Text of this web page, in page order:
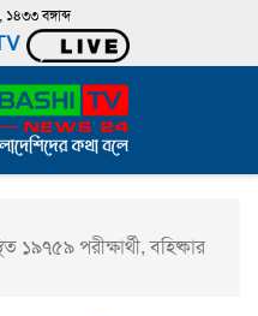
বঙ্গাব্দ
পরীক্ষার্থী, বহিষ্কার